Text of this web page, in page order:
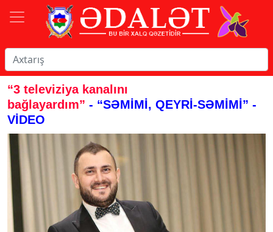
“3 televiziya kanalını
bağlayardım” - “SƏMİMİ, QEYRİ-SƏMİMİ” -
VİDEO